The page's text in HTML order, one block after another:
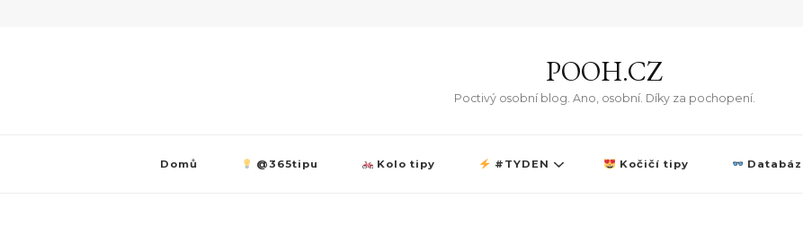
POOH.CZ
Poctivý osobní blog. Ano, osobní. Díky za pochopení.
Domů @365tipu Kolo tipy #TYDEN Kočičí tipy